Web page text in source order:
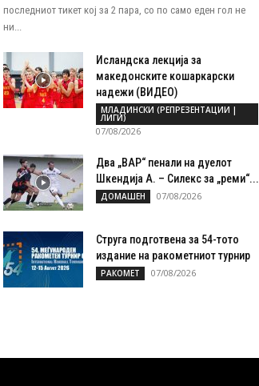
последниот тикет кој за 2 пара, со по само еден гол не
ни...
Исландска лекција за
македонските кошаркарски
надежи (ВИДЕО)
МЛАДИНСКИ (РЕПРЕЗЕНТАЦИИ |
ЛИГИ)
07/08/2026
Два „ВАР“ пенали на дуелот
Шкендија А. – Силекс за „реми“...
ДОМАШЕН 07/08/2026
Струга подготвена за 54-тото
издание на ракометниот турнир
РАКОМЕТ 07/08/2026